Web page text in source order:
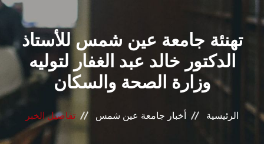
القطاعـات
الشئون الأكاديمية
البحث العلمي
المراكز والوحدات
تهنئة جامعة عين شمس للأستاذ
الدكتور خالد عبد الغفار لتوليه
وزارة الصحة والسكان
الرئيسية أخبار جامعة عين شمس تفاصيل الخبر